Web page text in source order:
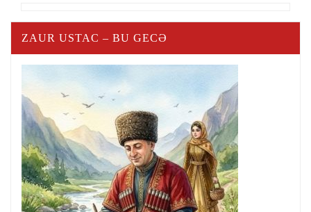
ZAUR USTAC – BU GECƏ